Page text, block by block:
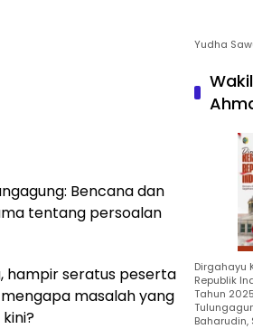
Bencana dan
tentang persoalan
hampir seratus peserta
masalah yang
Yudha
Dirgahayu
Republik
Tahun
Baharudin,